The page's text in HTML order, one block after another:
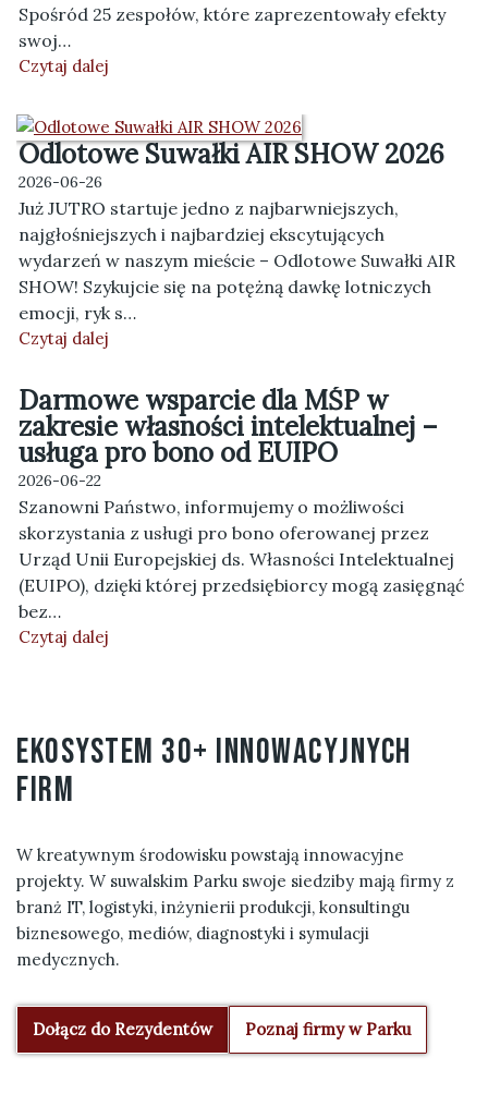
Spośród 25 zespołów, które zaprezentowały efekty
swoj…
Czytaj dalej
Odlotowe Suwałki AIR SHOW 2026
2026-06-26
Już JUTRO startuje jedno z najbarwniejszych,
najgłośniejszych i najbardziej ekscytujących
wydarzeń w naszym mieście – Odlotowe Suwałki AIR
SHOW! Szykujcie się na potężną dawkę lotniczych
emocji, ryk s…
Czytaj dalej
Darmowe wsparcie dla MŚP w
zakresie własności intelektualnej –
usługa pro bono od EUIPO
2026-06-22
Szanowni Państwo, informujemy o możliwości
skorzystania z usługi pro bono oferowanej przez
Urząd Unii Europejskiej ds. Własności Intelektualnej
(EUIPO), dzięki której przedsiębiorcy mogą zasięgnąć
bez…
Czytaj dalej
ekosystem 30+ innowacyjnych
firm
W kreatywnym środowisku powstają innowacyjne
projekty. W suwalskim Parku swoje siedziby mają firmy z
branż IT, logistyki, inżynierii produkcji, konsultingu
biznesowego, mediów, diagnostyki i symulacji
medycznych.
Dołącz do Rezydentów Poznaj firmy w Parku